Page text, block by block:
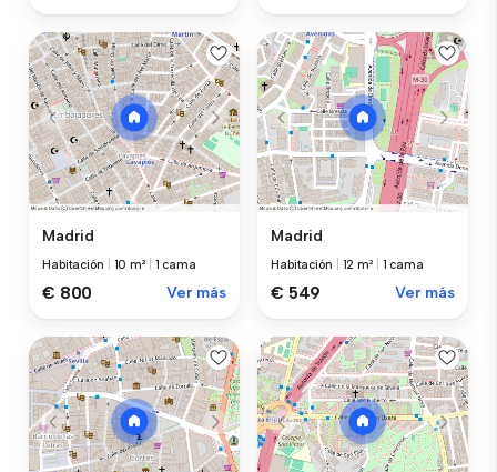
Madrid
Habitación 10 m² 1 cama
€ 800 Ver más
Madrid
Habitación 12 m² 1 cama
€ 549 Ver más